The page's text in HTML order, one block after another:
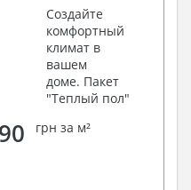
Создайте
комфортный
климат в
вашем
доме. Пакет
"Теплый пол"
90 грн за м²